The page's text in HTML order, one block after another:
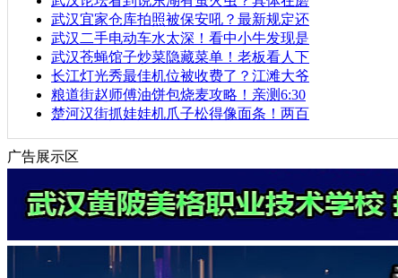
武汉宜家仓库拍照被保安吼？最新规定还
武汉二手电动车水太深！看中小牛发现是
武汉苍蝇馆子炒菜隐藏菜单！老板看人下
长江灯光秀最佳机位被收费了？江滩大爷
粮道街赵师傅油饼包烧麦攻略！亲测6:30
楚河汉街抓娃娃机爪子松得像面条！两百
广告展示区